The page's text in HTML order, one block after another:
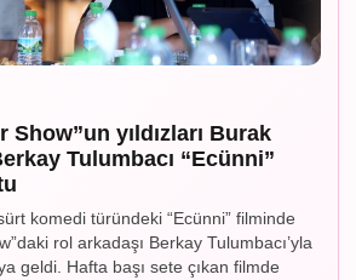
yıldızları Burak
Tulumbacı “Ecünni”
komedi türündeki “Ecünni” filminde
rol arkadaşı Berkay Tulumbacı’yla
geldi. Hafta başı sete çıkan filmde